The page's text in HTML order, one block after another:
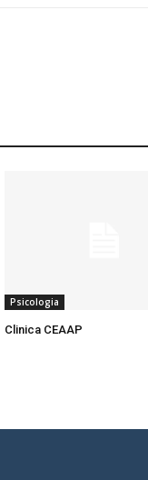
Psicologia
Clinica CEAAP